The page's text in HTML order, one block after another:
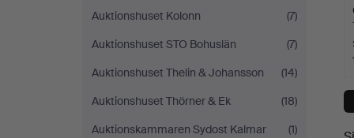
Auktionshuset Kolonn
(7)
Auktionshuset STO Bohuslän
(7)
Auktionshuset Thelin & Johansson
(14)
Auktionshuset Thörner & Ek
(18)
Auktionskammaren Sydost Kalmar
(1)